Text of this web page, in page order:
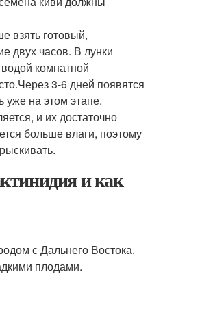
взять готовый,
двух часов. В лунки
комнатной
3-6 дней появятся
уже на этом этапе.
и их достаточно
больше влаги, поэтому
и как
с Дальнего Востока.
плодами.